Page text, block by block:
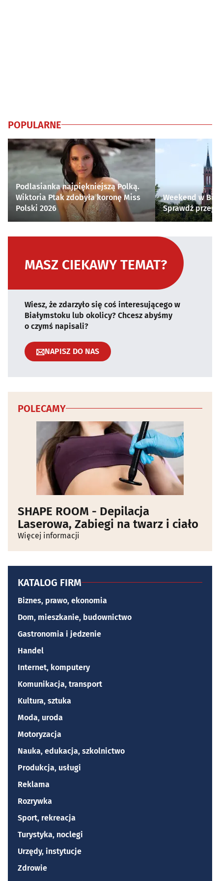
POPULARNE
Podlasianka najpiękniejszą Polką.
Wiktoria Ptak zdobyła koronę Miss
Polski 2026
Weekend w
Sprawdź
MASZ CIEKAWY TEMAT?
Wiesz, że zdarzyło się coś interesującego w
Białymstoku lub okolicy? Chcesz abyśmy
o czymś napisali?
NAPISZ DO NAS
POLECAMY
SHAPE ROOM - Depilacja
Laserowa, Zabiegi na twarz i ciało
Więcej informacji
KATALOG FIRM
Biznes, prawo, ekonomia
Dom, mieszkanie, budownictwo
Gastronomia i jedzenie
Handel
Internet, komputery
Komunikacja, transport
Kultura, sztuka
Moda, uroda
Motoryzacja
Nauka, edukacja, szkolnictwo
Produkcja, usługi
Reklama
Rozrywka
Sport, rekreacja
Turystyka, noclegi
Urzędy, instytucje
Zdrowie